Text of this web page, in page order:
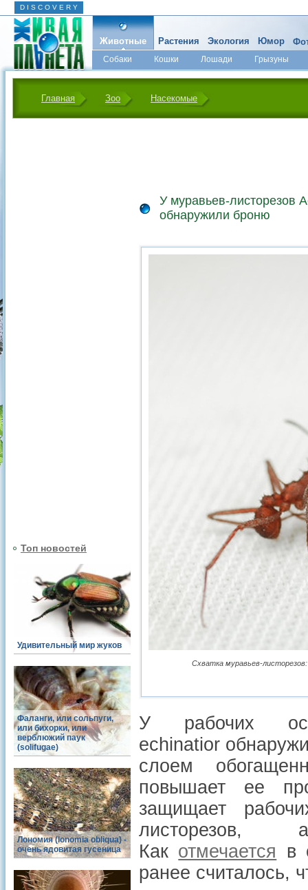
D I S C O V E R Y
Животные
Собаки Кошки Лошади
Грызуны
Микромир
Растения Экология Юмор
Главная Зоо Насекомые
Топ новостей
Удивительный мир жуков
Фаланги, или сольпуги,
или бихорки, или
верблюжий паук
(solifugae)
Лономия (lonomia obliqua) -
очень ядовитая гусеница
У муравьев-листорезов
обнаружили броню
Схватка муравьев-
У рабочих
echinatior
слоем
повышает ее
защищает
Как отмечается в
ранее считалось,